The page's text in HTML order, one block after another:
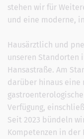
stehen wir für
und eine moderne,
Hausärztlich und
unseren Standorten
Hansastraße. Am
darüber hinaus eine
Verfügung,
Seit 2023 bündeln
Kompetenzen in der